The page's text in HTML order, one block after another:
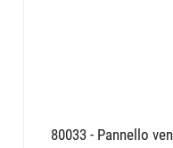
80033 - Pannello